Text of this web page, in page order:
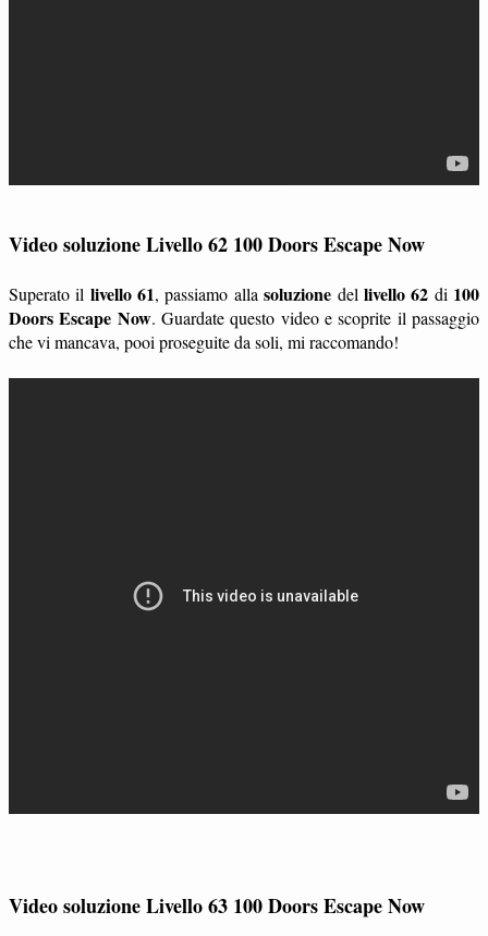
Video soluzione Livello 62 100 Doors Escape Now
Superato il livello 61, passiamo allasoluzione del livello 62 di 100
Doors Escape Now. Guardate questo video e scoprite il passaggio
che vi mancava, pooi proseguite da soli, mi raccomando!
Video soluzione Livello 63 100 Doors Escape Now